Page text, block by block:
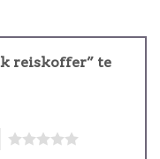
reiskoffer” te